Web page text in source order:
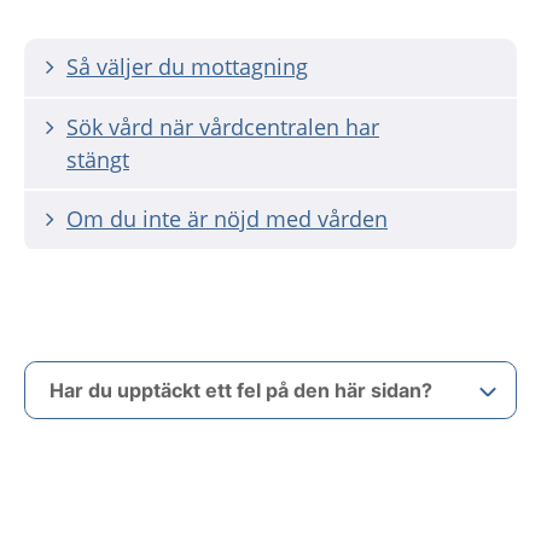
Så väljer du mottagning
Sök vård när vårdcentralen har
stängt
Om du inte är nöjd med vården
Har du upptäckt ett fel på den här sidan?